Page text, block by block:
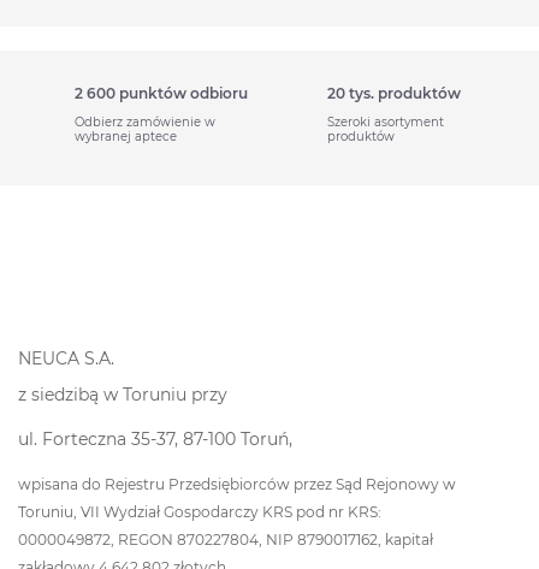
2 600 punktów odbioru
Odbierz zamówienie w
wybranej aptece
20 tys. produktów
Szeroki asortyment
produktów
NEUCA S.A.
z siedzibą w Toruniu przy
ul. Forteczna 35-37, 87-100 Toruń,
wpisana do Rejestru Przedsiębiorców przez Sąd Rejonowy w
Toruniu, VII Wydział Gospodarczy KRS pod nr KRS:
0000049872, REGON 870227804, NIP 8790017162, kapitał